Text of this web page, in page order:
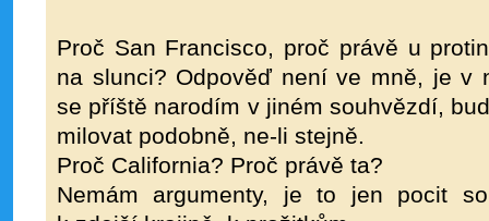
Proč San Francisco, proč právě u
na slunci? Odpověď není ve mně, je v
se příště narodím v jiném souhvězdí,
milovat podobně, ne-li stejně.
Proč California? Proč právě ta?
Nemám argumenty, je to jen pocit